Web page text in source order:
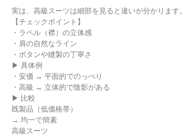
実は、高級スーツは細部を見ると違いが分かります。
【チェックポイント】
・ラペル（襟）の立体感
・肩の自然なライン
・ボタンや縫製の丁寧さ
▶ 具体例
・安価 → 平面的でのっぺり
・高級 → 立体的で陰影がある
▶ 比較
既製品（低価格帯）
→ 均一で簡素
高級スーツ